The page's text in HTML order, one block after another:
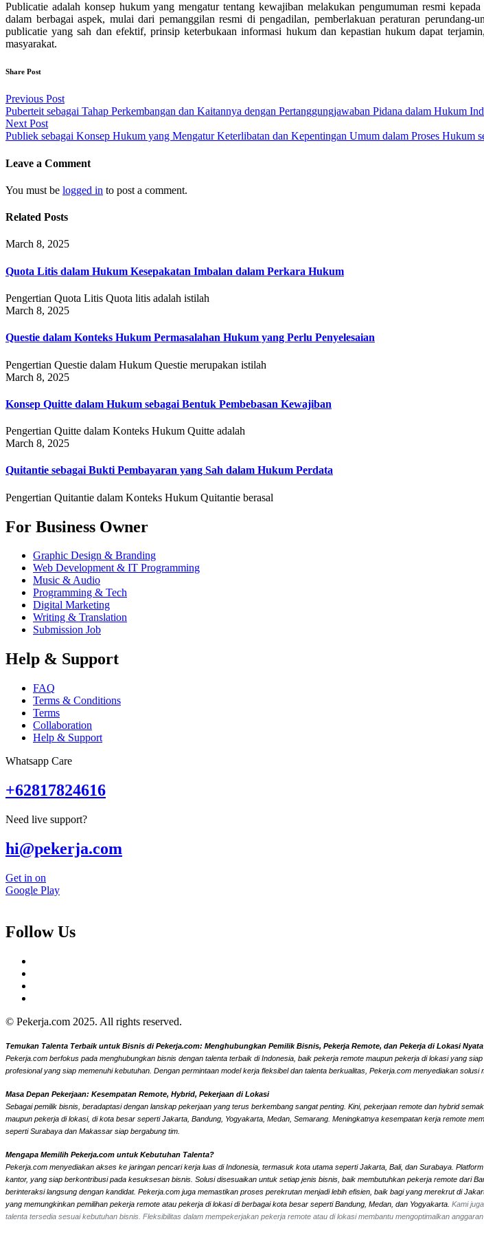
Publicatie adalah konsep hukum yang mengatur tentang kewajiban melakukan pengumuman resmi
dalam berbagai aspek, mulai dari pemanggilan resmi di pengadilan, pemberlakuan peraturan
publicatie yang sah dan efektif, prinsip keterbukaan informasi hukum dan kepastian hukum dapat
masyarakat.
Share Post
Post
navigation
Previous Post
Puberteit sebagai Tahap Perkembangan dan Kaitannya dengan Pertanggungjawaban Pidana dalam Hukum
Next Post
Publiek sebagai Konsep Hukum yang Mengatur Keterlibatan dan Kepentingan Umum dalam Proses Hukum
Leave a Comment
You must be logged in to post a comment.
Related Posts
March 8, 2025
Quota Litis dalam Hukum Kesepakatan Imbalan dalam Perkara Hukum
Pengertian Quota Litis Quota litis adalah istilah
March 8, 2025
Questie dalam Konteks Hukum Permasalahan Hukum yang Perlu Penyelesaian
Pengertian Questie dalam Hukum Questie merupakan istilah
March 8, 2025
Konsep Quitte dalam Hukum sebagai Bentuk Pembebasan Kewajiban
Pengertian Quitte dalam Konteks Hukum Quitte adalah
March 8, 2025
Quitantie sebagai Bukti Pembayaran yang Sah dalam Hukum Perdata
Pengertian Quitantie dalam Konteks Hukum Quitantie berasal
For Business Owner
Graphic Design & Branding
Web Development & IT Programming
Music & Audio
Programming & Tech
Digital Marketing
Writing & Translation
Submission Job
Help & Support
FAQ
Terms & Conditions
Terms
Collaboration
Help & Support
Whatsapp Care
+62817824616
Need live support?
hi@pekerja.com
Get in on
Google Play
Follow Us
© Pekerja.com 2025. All rights reserved.
Temukan Talenta Terbaik untuk Bisnis di Pekerja.com: Menghubungkan Pemilik Bisnis, Pekerja Remote, dan Pekerja di Lokasi
Pekerja.com berfokus pada menghubungkan bisnis dengan talenta terbaik di Indonesia, baik pekerja remote maupun pekerja di lokasi yang
profesional yang siap memenuhi kebutuhan. Dengan permintaan model kerja fleksibel dan talenta berkualitas, Pekerja.com menyediakan solusi
Masa Depan Pekerjaan: Kesempatan Remote, Hybrid, Pekerjaan di Lokasi
Sebagai pemilik bisnis, beradaptasi dengan lanskap pekerjaan yang terus berkembang sangat penting. Kini, pekerjaan remote dan hybrid
maupun pekerja di lokasi, di kota besar seperti Jakarta, Bandung, Yogyakarta, Medan, Semarang. Meningkatnya kesempatan kerja remote
seperti Surabaya dan Makassar siap bergabung tim.
Mengapa Memilih Pekerja.com untuk Kebutuhan Talenta?
Pekerja.com menyediakan akses ke jaringan pencari kerja luas di Indonesia, termasuk kota utama seperti Jakarta, Bali, dan Surabaya.
kantor, yang siap berkontribusi pada kesuksesan bisnis. Solusi disesuaikan untuk setiap jenis bisnis, baik membutuhkan pekerja remote dari
berinteraksi langsung dengan kandidat. Pekerja.com juga memastikan proses perekrutan menjadi lebih efisien, baik bagi yang merekrut di
yang memungkinkan pemilihan pekerja remote atau pekerja di lokasi di berbagai kota besar seperti Bandung, Medan, dan Yogyakarta. Kami
talenta tersedia sesuai kebutuhan bisnis. Fleksibilitas dalam mempekerjakan pekerja remote atau di lokasi membantu mengoptimalkan